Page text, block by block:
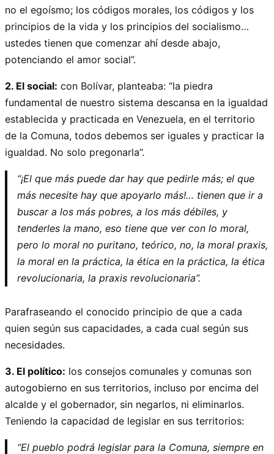
no el egoísmo; los códigos morales, los códigos y los
principios de la vida y los principios del socialismo…
ustedes tienen que comenzar ahí desde abajo,
potenciando el amor social”.
2. El social: con Bolívar, planteaba: “la piedra
fundamental de nuestro sistema descansa en la igualdad
establecida y practicada en Venezuela, en el territorio
de la Comuna, todos debemos ser iguales y practicar la
igualdad. No solo pregonarla”.
“¡El que más puede dar hay que pedirle más; el que
más necesite hay que apoyarlo más!… tienen que ir a
buscar a los más pobres, a los más débiles, y
tenderles la mano, eso tiene que ver con lo moral,
pero lo moral no puritano, teórico, no, la moral praxis,
la moral en la práctica, la ética en la práctica, la ética
revolucionaria, la praxis revolucionaria”.
Parafraseando el conocido principio de que a cada
quien según sus capacidades, a cada cual según sus
necesidades.
3. El político: los consejos comunales y comunas son
autogobierno en sus territorios, incluso por encima del
alcalde y el gobernador, sin negarlos, ni eliminarlos.
Teniendo la capacidad de legislar en sus territorios:
“El pueblo podrá legislar para la Comuna, siempre en